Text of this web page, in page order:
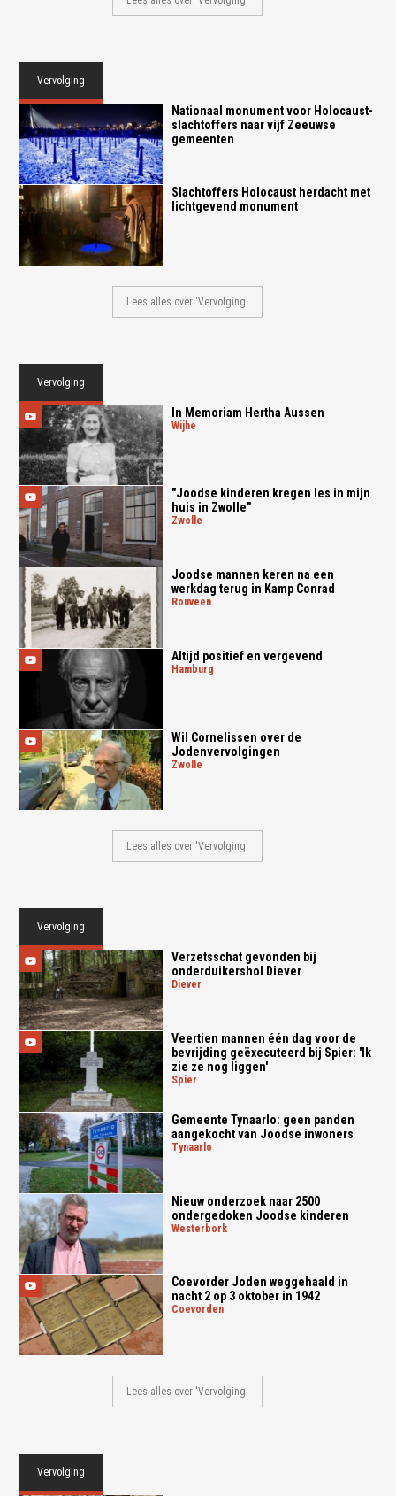
Vervolging
Nationaal monument voor Holocaust-
slachtoffers naar vijf Zeeuwse
gemeenten
Slachtoffers Holocaust herdacht met
lichtgevend monument
Lees alles over 'Vervolging'
Vervolging
In Memoriam Hertha Aussen
wijhe
"Joodse kinderen kregen les in mijn
huis in Zwolle"
zwolle
Joodse mannen keren na een
werkdag terug in Kamp Conrad
rouveen
Altijd positief en vergevend
hamburg
Wil Cornelissen over de
Jodenvervolgingen
zwolle
Lees alles over 'Vervolging'
Vervolging
Verzetsschat gevonden bij
onderduikershol Diever
diever
Veertien mannen één dag voor de
bevrijding geëxecuteerd bij Spier: 'Ik
zie ze nog liggen'
spier
Gemeente Tynaarlo: geen panden
aangekocht van Joodse inwoners
tynaarlo
Nieuw onderzoek naar 2500
ondergedoken Joodse kinderen
westerbork
Coevorder Joden weggehaald in
nacht 2 op 3 oktober in 1942
coevorden
Lees alles over 'Vervolging'
Vervolging